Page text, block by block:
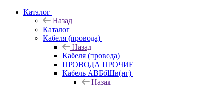
Каталог
Назад
Каталог
Кабеля (провода)
Назад
Кабеля (провода)
ПРОВОДА ПРОЧИЕ
Кабель АВБбШв(нг)
Назад